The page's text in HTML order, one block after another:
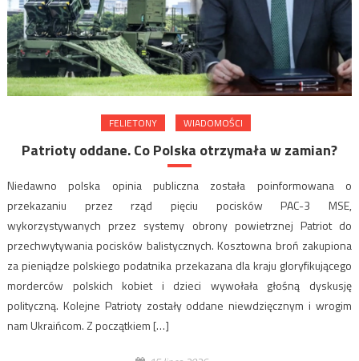
FELIETONY WIADOMOŚCI
Patrioty oddane. Co Polska otrzymała w zamian?
Niedawno polska opinia publiczna została poinformowana o
przekazaniu przez rząd pięciu pocisków PAC-3 MSE,
wykorzystywanych przez systemy obrony powietrznej Patriot do
przechwytywania pocisków balistycznych. Kosztowna broń zakupiona
za pieniądze polskiego podatnika przekazana dla kraju gloryfikującego
morderców polskich kobiet i dzieci wywołała głośną dyskusję
polityczną. Kolejne Patrioty zostały oddane niewdzięcznym i wrogim
nam Ukraińcom. Z początkiem […]